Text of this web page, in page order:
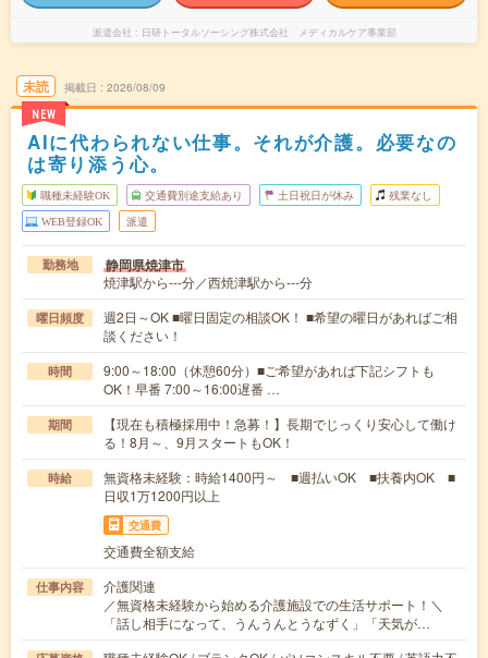
派遣会社 日研トータルソーシング株式会社 メディカルケア事業部
未読
NEW
掲載日 2026/08/09
AIに代わられない仕事。それが介護。必要なの
は寄り添う心。
職種未経験OK 交通費別途支給あり 土日祝日が休み 残業なし
WEB登録OK 派遣
勤務地 静岡県焼津市
焼津駅から---分／西焼津駅から---分
曜日頻度
週2日～OK ■曜日固定の相談OK！ ■希望の曜日があればご相
談ください！
時間
9:00～18:00（休憩60分）■ご希望があれば下記シフトも
OK！早番 7:00～16:00遅番 …
期間
【現在も積極採用中！急募！】長期でじっくり安心して働け
る！8月～、9月スタートもOK！
時給
無資格未経験：時給1400円～ ■週払いOK ■扶養内OK ■
日収1万1200円以上
交通費
交通費全額支給
仕事内容
介護関連
／無資格未経験から始める介護施設での生活サポート！＼
「話し相手になって、うんうんとうなずく」「天気が…